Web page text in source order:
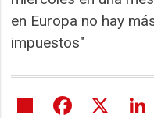
en Europa no hay
impuestos"
Share Facebook